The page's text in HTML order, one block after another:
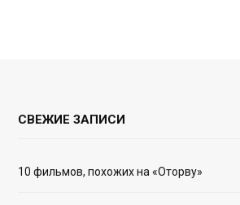
СВЕЖИЕ ЗАПИСИ
10 фильмов, похожих на «Оторву»